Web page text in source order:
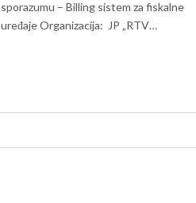
sporazumu – Billing sistem za fiskalne
uređaje Organizacija: JP „RTV…